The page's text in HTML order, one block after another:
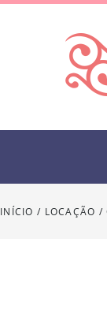
INÍCIO / LOCAÇÃO /